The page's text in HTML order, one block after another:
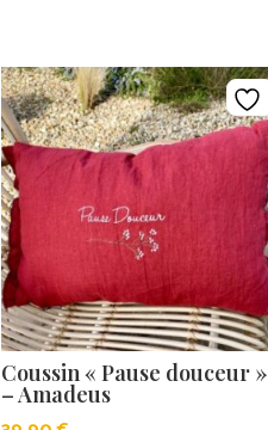
Coussin « Pause douceur »
– Amadeus